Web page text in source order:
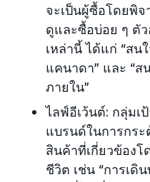
จะเป็นผู้ซื้อโดยพิจ
ดูและซื้อบ่อย ๆ ตั
เหล่านี้ ได้แก่ “สน
แคนาดา” และ “
ภายใน”
ไลฟ์อีเว้นต์: กลุ่มเ
แบรนด์ในการกร
สินค้าที่เกี่ยวข้องโ
ชีวิต เช่น “การเดิ